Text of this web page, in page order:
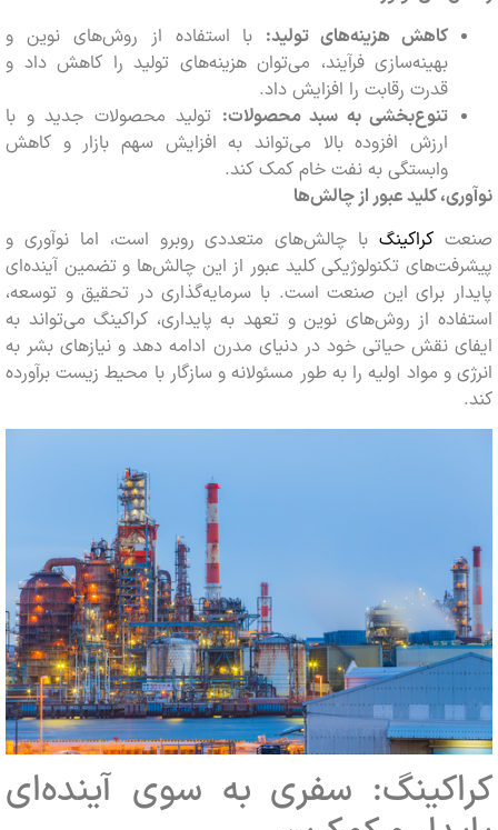
کاهش هزینه‌های تولید:با استفاده از روش‌های نوین و
بهینه‌سازی فرآیند، می‌توان هزینه‌های تولید را کاهش داد و
قدرت رقابت را افزایش داد.
تنوع‌بخشی به سبد محصولات:تولید محصولات جدید و با
ارزش افزوده بالا می‌تواند به افزایش سهم بازار و کاهش
وابستگی به نفت خام کمک کند.
کلید عبور از چالش‌ها
کراکینگبا چالش‌های متعددی روبرو است، اما نوآوری و
تکنولوژیکی کلید عبور از این چالش‌ها و تضمین آینده‌ای
برای این صنعت است. با سرمایه‌گذاری در تحقیق و توسعه،
از روش‌های نوین و تعهد به پایداری، کراکینگ می‌تواند به
نقش حیاتی خود در دنیای مدرن ادامه دهد و نیازهای بشر به
و مواد اولیه را به طور مسئولانه و سازگار با محیط زیست برآورده
سفری به سوی آینده‌ای